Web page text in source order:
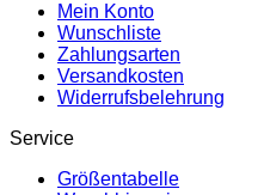
Mein Konto
Wunschliste
Zahlungsarten
Versandkosten
Widerrufsbelehrung
Service
Größentabelle